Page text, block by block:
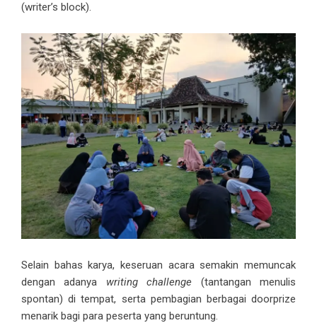
(writer’s block).
Selain bahas karya, keseruan acara semakin memuncak
dengan adanya writing challenge (tantangan menulis
spontan) di tempat, serta pembagian berbagai doorprize
menarik bagi para peserta yang beruntung.